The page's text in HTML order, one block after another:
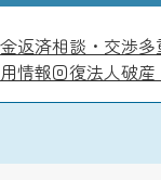
返済相談・交渉多
情報回復法人破産